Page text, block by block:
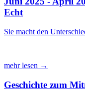
Echt
Sie macht den
mehr lesen →
Geschichte zum